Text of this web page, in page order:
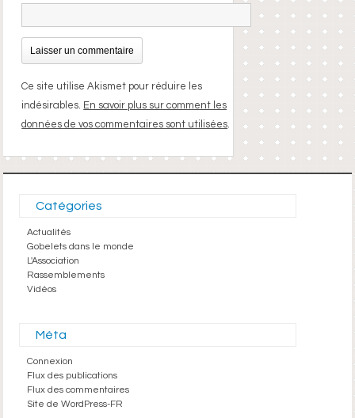
Ce site utilise Akismet pour réduire les
indésirables. En savoir plus sur comment les
données de vos commentaires sont utilisées
Catégories
Actualités
Gobelets dans le monde
L'Association
Rassemblements
Vidéos
Méta
Connexion
Flux des publications
Flux des commentaires
Site de WordPress-FR